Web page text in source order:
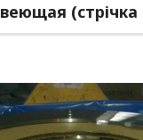
(стрічка